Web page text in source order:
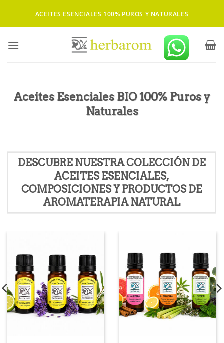
contenido
ACEITES ESENCIALES 100% PUROS Y NATURALES
Aceites Esenciales BIO 100% Puros y
Naturales
DESCUBRE NUESTRA COLECCIÓN DE
ACEITES ESENCIALES,
COMPOSICIONES Y PRODUCTOS DE
AROMATERAPIA NATURAL